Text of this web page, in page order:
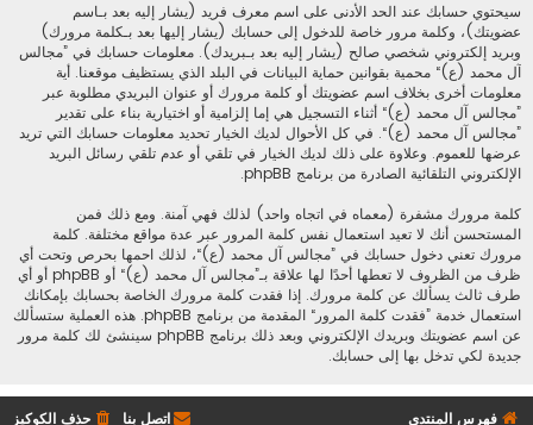
سيحتوي حسابك عند الحد الأدنى على اسم معرف فريد (يشار إليه بعد بـاسم
عضويتك)، وكلمة مرور خاصة للدخول إلى حسابك (يشار إليها بعد بـكلمة مرورك)
وبريد إلكتروني شخصي صالح (يشار إليه بعد بـبريدك). معلومات حسابك في ”مجالس
آل محمد (ع)“ محمية بقوانين حماية البيانات في البلد الذي يستظيف موقعنا. أية
معلومات أخرى بخلاف اسم عضويتك أو كلمة مرورك أو عنوان البريدي مطلوبة عبر
”مجالس آل محمد (ع)“ أثناء التسجيل هي إما إلزامية أو اختيارية بناء على تقدير
”مجالس آل محمد (ع)“. في كل الأحوال لديك الخيار تحديد معلومات حسابك التي تريد
عرضها للعموم. وعلاوة على ذلك لديك الخيار في تلقي أو عدم تلقي رسائل البريد
الإلكتروني التلقائية الصادرة من برنامج phpBB.
كلمة مرورك مشفرة (معماه في اتجاه واحد) لذلك فهي آمنة. ومع ذلك فمن
المستحسن أنك لا تعيد استعمال نفس كلمة المرور عبر عدة مواقع مختلفة. كلمة
مرورك تعني دخول حسابك في ”مجالس آل محمد (ع)“، لذلك احمها بحرص وتحت أي
ظرف من الظروف لا تعطها أحدًا لها علاقة بـ”مجالس آل محمد (ع)“ أو phpBB أو أي
طرف ثالث يسألك عن كلمة مرورك. إذا فقدت كلمة مرورك الخاصة بحسابك بإمكانك
استعمال خدمة ”فقدت كلمة المرور“ المقدمة من برنامج phpBB. هذه العملية ستسألك
عن اسم عضويتك وبريدك الإلكتروني وبعد ذلك برنامج phpBB سينشئ لك كلمة مرور
جديدة لكي تدخل بها إلى حسابك.
فهرس المنتدى حذف الكوكيز اتصل بنا